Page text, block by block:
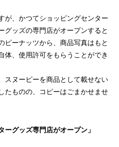
が、かつてショッピングセンター
グッズの専門店がオープンすると
ピーナッツから、商品写真はもと
体、使用許可をもらうことができ
スヌーピーを商品として載せない
たものの、コピーはごまかせませ
ーグッズ専門店がオープン」